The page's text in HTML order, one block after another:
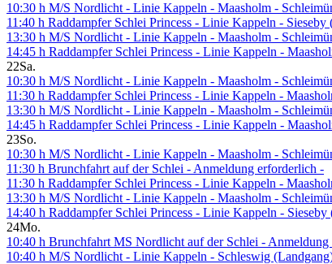
10:30 h M/S Nordlicht - Linie Kappeln - Maasholm -
11:40 h Raddampfer Schlei Princess - Linie Kappeln -
13:30 h M/S Nordlicht - Linie Kappeln - Maasholm -
14:45 h Raddampfer Schlei Princess - Linie Kappeln -
22Sa.
10:30 h M/S Nordlicht - Linie Kappeln - Maasholm -
11:30 h Raddampfer Schlei Princess - Linie Kappeln -
13:30 h M/S Nordlicht - Linie Kappeln - Maasholm -
14:45 h Raddampfer Schlei Princess - Linie Kappeln -
23So.
10:30 h M/S Nordlicht - Linie Kappeln - Maasholm -
11:30 h Brunchfahrt auf der Schlei - Anmeldung erforderlich -
11:30 h Raddampfer Schlei Princess - Linie Kappeln -
13:30 h M/S Nordlicht - Linie Kappeln - Maasholm -
14:40 h Raddampfer Schlei Princess - Linie Kappeln -
24Mo.
10:40 h Brunchfahrt MS Nordlicht auf der Schlei -
10:40 h M/S Nordlicht - Linie Kappeln - Schleswig